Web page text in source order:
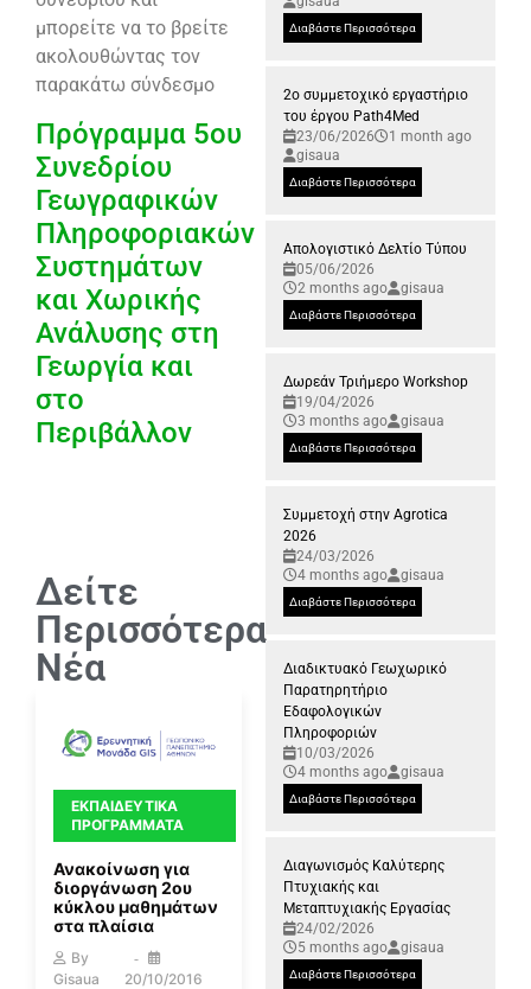
μπορείτε να το βρείτε
ακολουθώντας τον
παρακάτω σύνδεσμο
Πρόγραμμα 5ου
Συνεδρίου
Γεωγραφικών
Πληροφοριακών
Συστημάτων
και Χωρικής
Ανάλυσης στη
Γεωργία και
στο
Περιβάλλον
Δείτε
Περισσότερα
Νέα
ΕΚΠΑΙΔΕΥΤΙΚΆ
ΠΡΟΓΡΆΜΜΑΤΑ
Ανακοίνωση για
διοργάνωση 2ου
κύκλου μαθημάτων
στα πλαίσια
By
Gisaua
20/10/2016
Διαβάστε Περισσότερα
2ο συμμετοχικό εργαστήριο
του έργου Path4Med
23/06/2026
1 month ago
gisaua
Διαβάστε Περισσότερα
Απολογιστικό Δελτίο Τύπου
05/06/2026
2 months ago
gisaua
Διαβάστε Περισσότερα
Δωρεάν Τριήμερο Workshop
19/04/2026
3 months ago
gisaua
Διαβάστε Περισσότερα
Συμμετοχή στην Agrotica
2026
24/03/2026
4 months ago
gisaua
Διαβάστε Περισσότερα
Διαδικτυακό Γεωχωρικό
Παρατηρητήριο
Εδαφολογικών
Πληροφοριών
10/03/2026
4 months ago
gisaua
Διαβάστε Περισσότερα
Διαγωνισμός Καλύτερης
Πτυχιακής και
Μεταπτυχιακής Εργασίας
24/02/2026
5 months ago
gisaua
Διαβάστε Περισσότερα